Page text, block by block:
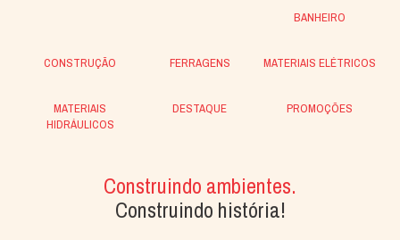
Construindo ambientes.
Construindo história!
BANHEIRO
CONSTRUÇÃO FERRAGENS MATERIAIS ELÉTRICOS
MATERIAIS
HIDRÁULICOS
DESTAQUE PROMOÇÕES